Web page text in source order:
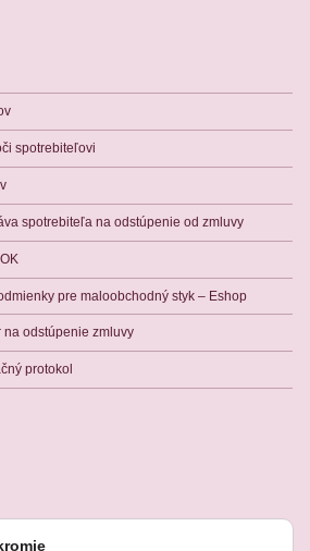
spotrebiteľovi
spotrebiteľa na odstúpenie od zmluvy
pre maloobchodný styk – Eshop
na odstúpenie zmluvy
protokol